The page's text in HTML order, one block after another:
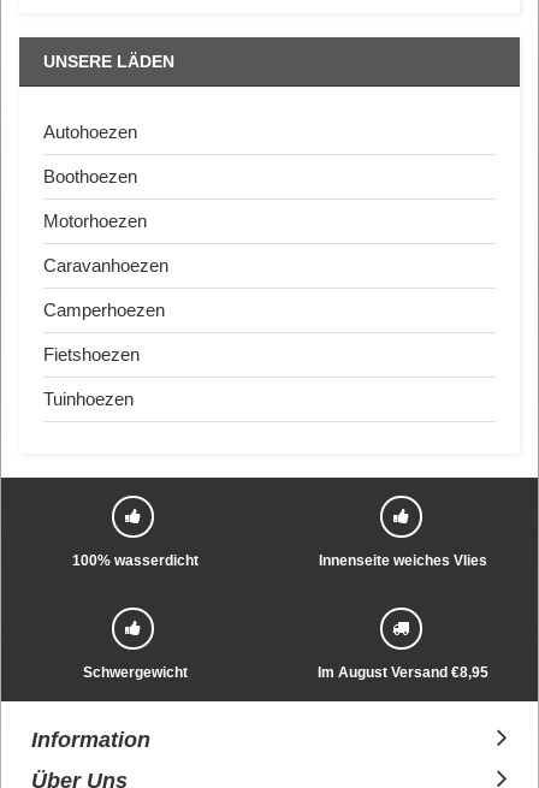
UNSERE LÄDEN
Autohoezen
Boothoezen
Motorhoezen
Caravanhoezen
Camperhoezen
Fietshoezen
Tuinhoezen
100% wasserdicht Innenseite weiches Vlies
Schwergewicht Im August Versand €8,95
Information
Über Uns